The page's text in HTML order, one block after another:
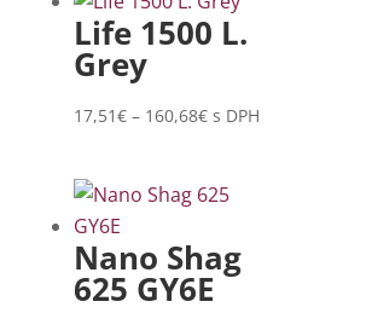
through
226,60€
Life 1500 L.
Grey
17,51€ – 160,68€Price
through
s DPH
Nano Shag
625 GY6E